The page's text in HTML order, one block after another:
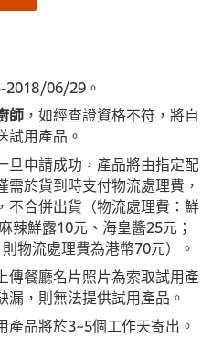
限時訂購優惠
06/29。
師 ，如經查證資格不符，將自
試用產品。
旦申請成功，產品將由指定配
於貨到時支付物流處理費，
不合併出貨（物流處理費：鮮
辣鮮露10元、海皇醬25元；
物流處理費為港幣70元）。
傳餐廳名片照片為索取試用產
，則無法提供試用產品。
品將於3~5個工作天寄出。